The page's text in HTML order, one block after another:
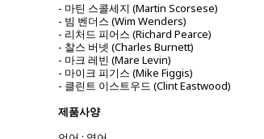
- 마틴 스콜세지 (Martin Scorsese)
- 빔 벤더스 (Wim Wenders)
- 리처드 피어스 (Richard Pearce)
- 찰스 버넷 (Charles Burnett)
- 마크 레빈 (Mare Levin)
- 마이크 피기스 (Mike Figgis)
- 클린트 이스트우드 (Clint Eastwood)
제품사양